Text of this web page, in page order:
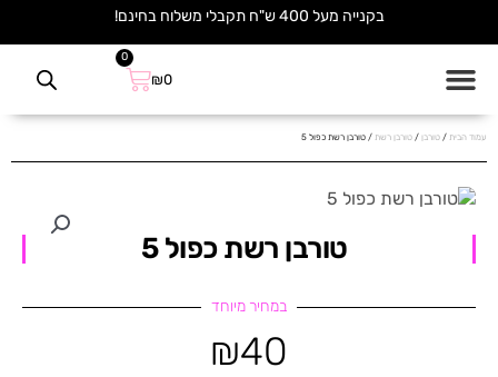
בקנייה מעל 400 ש"ח תקבלי משלוח בחינם!
₪0
0
עגלת
עמוד הבית / טורבן / טורבן רשת / טורבן רשת כפול 5
טורבן רשת כפול 5
במחיר מיוחד
₪40